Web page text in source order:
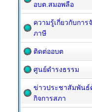
อบต.สมอพลือ
ความรู้เกี่ยวกับการ
ภาษี
ติดต่ออบต
ศูนย์ดำรงธรรม
ข่าวประชาสัมพันธ์
กิจการสภา